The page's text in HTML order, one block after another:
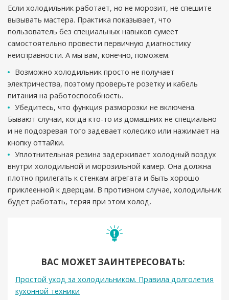
Если холодильник работает, но не морозит, не спешите
вызывать мастера. Практика показывает, что
пользователь без специальных навыков сумеет
самостоятельно провести первичную диагностику
неисправности. А мы вам, конечно, поможем.
Возможно холодильник просто не получает
электричества, поэтому проверьте розетку и кабель
питания на работоспособность.
Убедитесь, что функция разморозки не включена.
Бывают случаи, когда кто-то из домашних не специально
и не подозревая того задевает колесико или нажимает на
кнопку оттайки.
Уплотнительная резина задерживает холодный воздух
внутри холодильной и морозильной камер. Она должна
плотно прилегать к стенкам агрегата и быть хорошо
приклеенной к дверцам. В противном случае, холодильник
будет работать, теряя при этом холод.
ВАС МОЖЕТ ЗАИНТЕРЕСОВАТЬ:
Простой уход за холодильником. Правила долголетия
кухонной техники